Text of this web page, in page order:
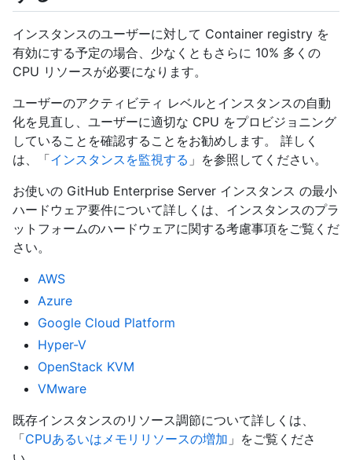
インスタンスのユーザーに対して Container registry を
有効にする予定の場合、少なくともさらに 10% 多くの
CPU リソースが必要になります。
ユーザーのアクティビティ レベルとインスタンスの自動
化を見直し、ユーザーに適切な CPU をプロビジョニング
していることを確認することをお勧めします。 詳しく
は、「インスタンスを監視する 」を参照してください。
お使いの GitHub Enterprise Server インスタンス の最小
ハードウェア要件について詳しくは、インスタンスのプラ
ットフォームのハードウェアに関する考慮事項をご覧くだ
さい。
AWS
Azure
Google Cloud Platform
Hyper-V
OpenStack KVM
VMware
既存インスタンスのリソース調節について詳しくは、
「CPUあるいはメモリリソースの増加 」をご覧くださ